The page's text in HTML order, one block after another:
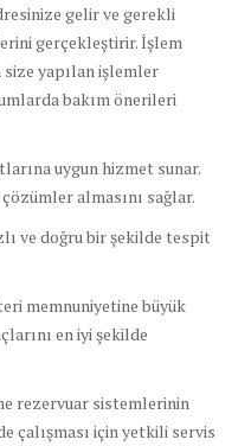
gelir ve gerekli
gerçekleştirir. İşlem
yapılan işlemler
bakım önerileri
uygun hizmet sunar.
almasını sağlar.
ve doğru bir şekilde tespit
memnuniyetine büyük
en iyi şekilde
rezervuar sistemlerinin
çalışması için yetkili servis